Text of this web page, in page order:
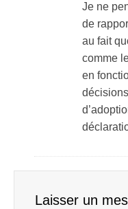
Je ne
de
au fait
comme
en
Laisser un